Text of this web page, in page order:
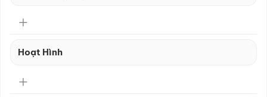
Hoạt Hình